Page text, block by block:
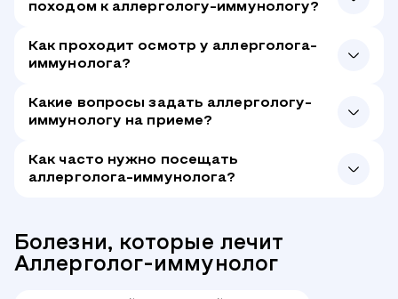
походом к аллергологу-иммунологу?
Как проходит осмотр у аллерголога-
иммунолога?
Какие вопросы задать аллергологу-
иммунологу на приеме?
Как часто нужно посещать
аллерголога-иммунолога?
Болезни, которые лечит
Аллерголог-иммунолог